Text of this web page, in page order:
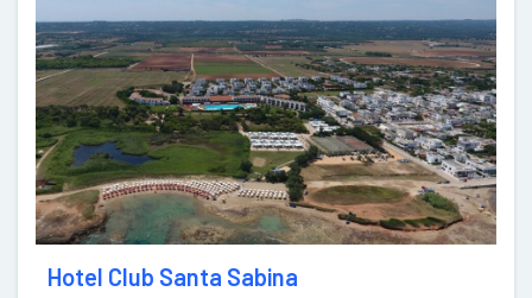
Hotel Club Santa Sabina